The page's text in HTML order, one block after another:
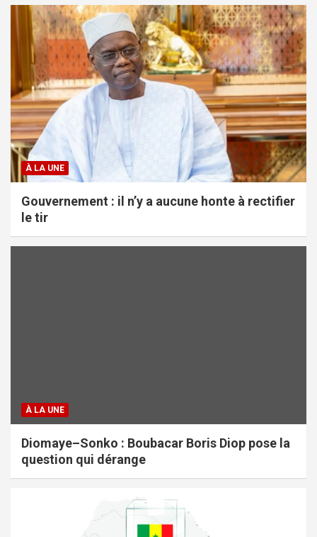
À LA UNE
Gouvernement : il n’y a aucune honte à rectifier
le tir
À LA UNE
Diomaye–Sonko : Boubacar Boris Diop pose la
question qui dérange